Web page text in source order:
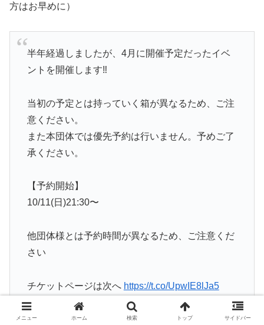
方はお早めに）
半年経過しましたが、4月に開催予定だったイベ
ントを開催します‼️
当初の予定とは持っていく箱が異なるため、ご注
意ください。
また本団体では優先予約は行いません。予めご了
承ください。
【予約開始】
10/11(日)21:30〜
他団体様とは予約時間が異なるため、ご注意くだ
さい
チケットページは次へ https://t.co/UpwIE8lJa5
pic.twitter.com/hDeeywiKzA
メニュー ホーム 検索 トップ サイドバー